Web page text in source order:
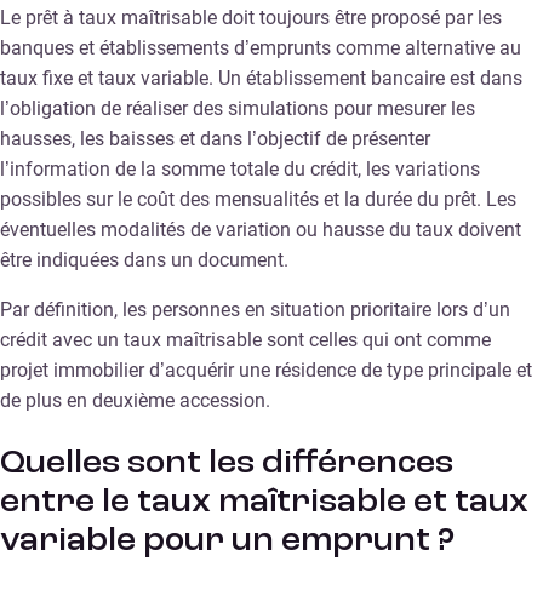
Le prêt à taux maîtrisable doit toujours être proposé par les
banques et établissements d’emprunts comme alternative au
taux fixe et taux variable. Un établissement bancaire est dans
l’obligation de réaliser des simulations pour mesurer les
hausses, les baisses et dans l’objectif de présenter
l’information de la somme totale du crédit, les variations
possibles sur le coût des mensualités et la durée du prêt. Les
éventuelles modalités de variation ou hausse du taux doivent
être indiquées dans un document.
Par définition, les personnes en situation prioritaire lors d’un
crédit avec un taux maîtrisable sont celles qui ont comme
projet immobilier d’acquérir une résidence de type principale et
de plus en deuxième accession.
Quelles sont les différences
entre le taux maîtrisable et taux
variable pour un emprunt ?